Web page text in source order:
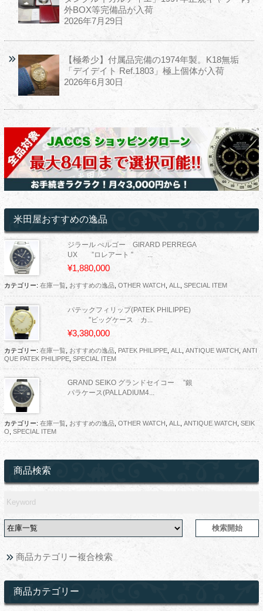
外BOX等完備品が入荷
2026年7月29日
【極希少】付属品完備の1974年製。K18無垢
「デイデイト Ref.1803」極上個体が入荷
2026年6月30日
米田屋おすすめの逸品
ジラール ぺルゴー GIRARD PERREGA
UX ”ロレアート ” ...
¥1,880,000
カテゴリー: 在庫一覧, おすすめの逸品, OTHER WATCH , ALL, SPECIAL ITEM
パテックフィリップ(PATEK PHILIPPE)
”ビッグケース カ...
¥3,380,000
カテゴリー: 在庫一覧, おすすめの逸品, PATEK PHILIPPE, ALL, ANTIQUE WATCH , ANTI
QUE PATEK PHILIPPE, SPECIAL ITEM
GRAND SEIKO グランドセイコー ”銀
パラケース(PALLADIUM4...
カテゴリー: 在庫一覧, おすすめの逸品, OTHER WATCH ALL ANTIQUE WATCH ,SEIK
O SPECIAL ITEM
商品検索
商品カテゴリー複合検索
商品カテゴリー